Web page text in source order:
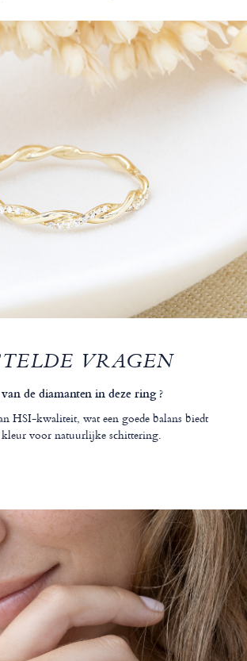
VRAGEN
de diamanten in deze ring ?
HSI-kwaliteit, wat een goede balans biedt
kleur voor natuurlijke schittering.